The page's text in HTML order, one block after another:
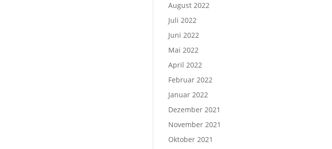
August 2022
Juli 2022
Juni 2022
Mai 2022
April 2022
Februar 2022
Januar 2022
Dezember 2021
November 2021
Oktober 2021